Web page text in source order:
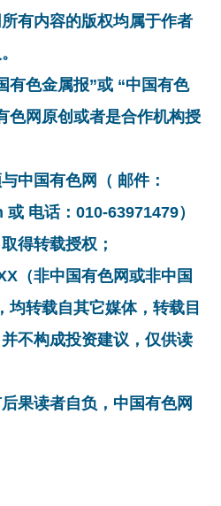
有内容的版权均属于作者
有色金属报”或 “中国有色
色网原创或者是合作机构授
中国有色网（ 邮件：
电话：010-63971479）
得转载授权；
（非中国有色网或非中国
均转载自其它媒体，转载目
不构成投资建议，仅供读
果读者自负，中国有色网